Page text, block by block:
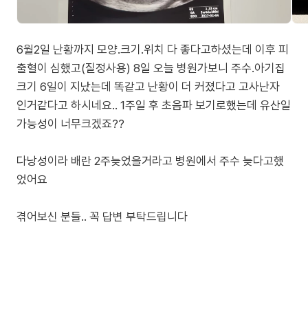
6월2일 난황까지 모양.크기.위치 다 좋다고하셨는데 이후 피
출혈이 심했고(질정사용) 8일 오늘 병원가보니 주수.아기집
크기 6일이 지났는데 똑같고 난황이 더 커졌다고 고사난자
인거같다고 하시네요.. 1주일 후 초음파 보기로했는데 유산일
가능성이 너무크겠죠??
다낭성이라 배란 2주늦었을거라고 병원에서 주수 늦다고했
었어요
겪어보신 분들.. 꼭 답변 부탁드립니다